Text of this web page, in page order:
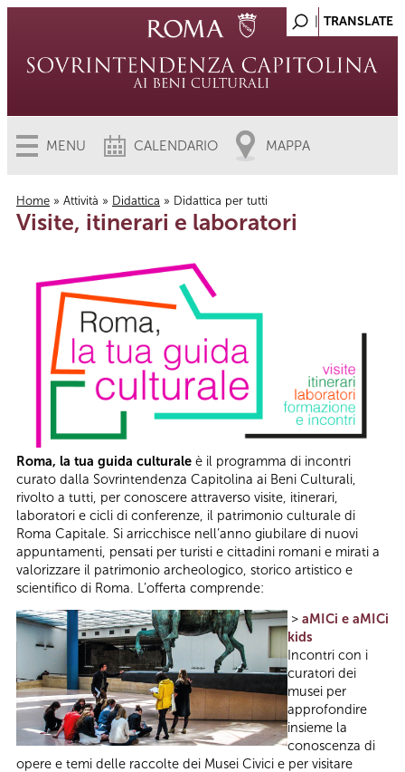
MENU CALENDARIO MAPPA
Tu sei qui
Home » Attività » Didattica » Didattica per tutti
Visite, itinerari e laboratori
Roma, la tua guida culturale è il programma di incontri
curato dalla Sovrintendenza Capitolina ai Beni Culturali,
rivolto a tutti, per conoscere attraverso visite, itinerari,
laboratori e cicli di conferenze, il patrimonio culturale di
Roma Capitale. Si arricchisce nell’anno giubilare di nuovi
appuntamenti, pensati per turisti e cittadini romani e mirati a
valorizzare il patrimonio archeologico, storico artistico e
scientifico di Roma. L’offerta comprende:
> aMICi e aMICi
kids
Incontri con i
curatori dei
musei per
approfondire
insieme la
conoscenza di
opere e temi delle raccolte dei Musei Civici e per visitare